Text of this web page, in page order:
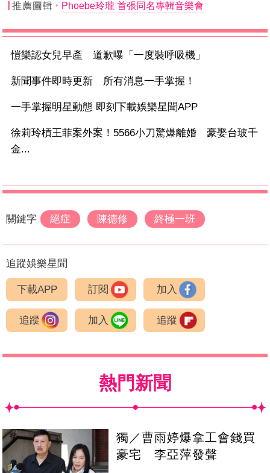
推薦圖輯 Phoebe玲瓏 首張同名專輯音樂會
愷樂認女兒早產 道歉曝「一度裝呼吸機」
新聞事件即時更新 所有消息一手掌握！
一手掌握明星動態 即刻下載娛樂星聞APP
徐莉玲槓王菲案外案！5566小刀驚爆離婚 豪娶台玻千
金...
關鍵字 絕症 陳德修 終極一班
追蹤娛樂星聞
下載APP 訂閱 加入
追蹤 加入 追蹤
熱門新聞
獨／曹雨婷爆拿工會錢買
豪宅 李亞萍發聲